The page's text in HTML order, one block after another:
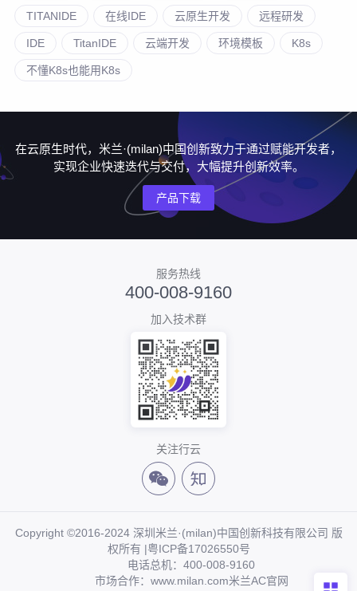
TITANIDE 在线IDE 云原生开发 远程研发
IDE TitanIDE 云端开发 环境模板 K8s
不懂K8s也能用K8s
在云原生时代，米兰·(milan)中国创新致力于通过赋能开发者，
实现企业快速迭代与交付，大幅提升创新效率。
产品下载
服务热线
400-008-9160
加入技术群
关注行云
Copyright ©2016-2024 深圳米兰·(milan)中国创新科技有限公司 版
权所有 |粤ICP备17026550号
电话总机：400-008-9160
市场合作：www.milan.com米兰AC官网